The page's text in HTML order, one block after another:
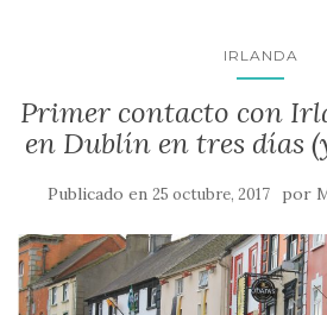
IRLANDA
Primer contacto con
en Dublín en tres días
Publicado en 25 octubre, 2017 por